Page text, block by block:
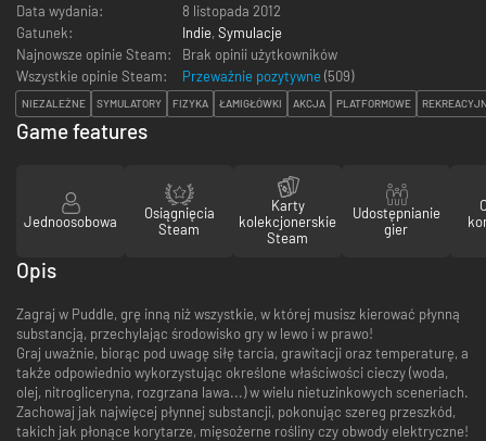
Data wydania:
8 listopada 2012
Gatunek:
Indie, Symulacje
Najnowsze opinie Steam:
Brak opinii użytkowników
Wszystkie opinie Steam:
Przeważnie pozytywne (509)
NIEZALEŻNE SYMULATORY FIZYKA ŁAMIGŁÓWKI AKCJA PLATFORMOWE
Game features
Jednoosobowa
Osiągnięcia
Steam
Karty
kolekcjonerskie
Steam
Udostępnianie
gier
Opis
Zagraj w Puddle, grę inną niż wszystkie, w której musisz kierować płynną
substancją, przechylając środowisko gry w lewo i w prawo!
Graj uważnie, biorąc pod uwagę siłę tarcia, grawitacji oraz temperaturę, a
także odpowiednio wykorzystując określone właściwości cieczy (woda,
olej, nitrogliceryna, rozgrzana lawa...) w wielu nietuzinkowych sceneriach.
Zachowaj jak najwięcej płynnej substancji, pokonując szereg przeszkód,
takich jak płonące korytarze, mięsożerne rośliny czy obwody elektryczne!